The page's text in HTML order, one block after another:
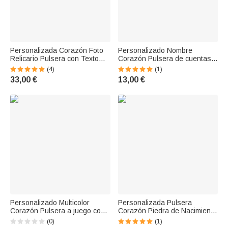
Personalizada Corazón Foto
Relicario Pulsera con Texto
Grabado Minimalista Joyería
Aniversario Cumpleaños
Regalo para Mascota Mujer
(4)
33,00 €
Personalizado Nombre
Corazón Pulsera de cuentas
elásticas Cumpleaños Amistad
Pascua Regalo para Niños
Niñas Mujeres
(1)
13,00 €
Personalizado Multicolor
Corazón Pulsera a juego con
las iniciales Juego de 2
(0)
Personalizada Pulsera
Corazón Piedra de Nacimiento
con Nombre Dainty Jewelry
(1)